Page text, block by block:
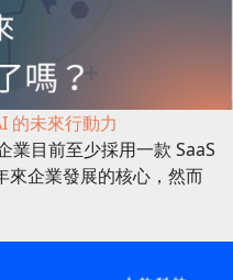
的未來行動力
業目前至少採用一款 SaaS
來企業發展的核心，然而